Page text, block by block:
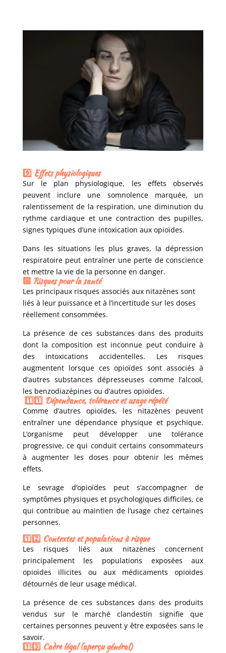
9️⃣ Effets physiologiques
Sur le plan physiologique, les effets observés
peuvent inclure une somnolence marquée, un
ralentissement de la respiration, une diminution du
rythme cardiaque et une contraction des pupilles,
signes typiques d’une intoxication aux opioïdes.
Dans les situations les plus graves, la dépression
respiratoire peut entraîner une perte de conscience
et mettre la vie de la personne en danger.
🔟 Risques pour la santé
Les principaux risques associés aux nitazènes sont
liés à leur puissance et à l’incertitude sur les doses
réellement consommées.
La présence de ces substances dans des produits
dont la composition est inconnue peut conduire à
des intoxications accidentelles. Les risques
augmentent lorsque ces opioïdes sont associés à
d’autres substances dépresseuses comme l’alcool,
les benzodiazépines ou d’autres opioïdes.
1️⃣1️⃣ Dépendance, tolérance et usage répété
Comme d’autres opioïdes, les nitazènes peuvent
entraîner une dépendance physique et psychique.
L’organisme peut développer une tolérance
progressive, ce qui conduit certains consommateurs
à augmenter les doses pour obtenir les mêmes
effets.
Le sevrage d’opioïdes peut s’accompagner de
symptômes physiques et psychologiques difficiles, ce
qui contribue au maintien de l’usage chez certaines
personnes.
1️⃣2️⃣ Contextes et populations à risque
Les risques liés aux nitazènes concernent
principalement les populations exposées aux
opioïdes illicites ou aux médicaments opioïdes
détournés de leur usage médical.
La présence de ces substances dans des produits
vendus sur le marché clandestin signifie que
certaines personnes peuvent y être exposées sans le
savoir.
1️⃣3️⃣ Cadre légal (aperçu général)